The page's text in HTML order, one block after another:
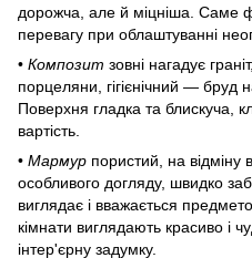
дорожча, але й міцніша. Саме
перевагу при облаштуванні
• Композит зовні нагадує
порцеляни, гігієнічний — бруд
Поверхня гладка та блискуча,
вартість.
• Мармур пористий, на відміну
особливого догляду, швидко
виглядає і вважається
кімнати виглядають красиво і
інтер'єрну задумку.